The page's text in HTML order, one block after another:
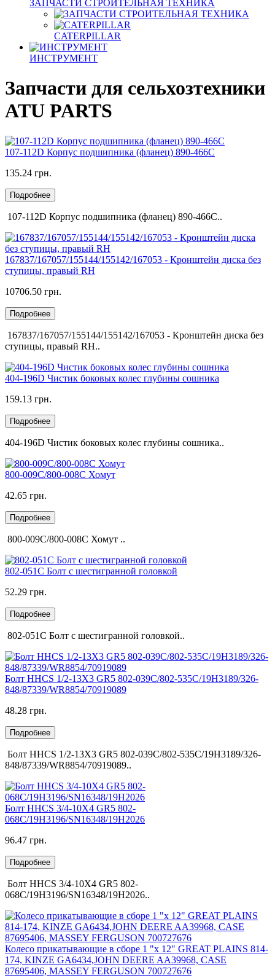
ЗАПЧАСТИ СТРОИТЕЛЬНАЯ ТЕХНИКА
CATERPILLAR
ИНСТРУМЕНТ
Запчасти для сельхозтехники
ATU PARTS
107-112D Корпус подшипника (фланец) 890-466C
135.24 грн.
Подробнее
107-112D Корпус подшипника (фланец) 890-466C..
167837/167057/155144/155142/167053 - Кронштейн диска без
ступицы, правый RH
10706.50 грн.
Подробнее
167837/167057/155144/155142/167053 - Кронштейн диска без
ступицы, правый RH..
404-196D Чистик боковых колес глубины сошника
159.13 грн.
Подробнее
404-196D Чистик боковых колес глубины сошника..
800-009C/800-008С Хомут
42.65 грн.
Подробнее
800-009C/800-008С Хомут ..
802-051C Болт с шестигранной головкой
52.29 грн.
Подробнее
802-051C Болт с шестигранной головкой..
Болт HHCS 1/2-13X3 GR5 802-039C/802-535C/19H3189/326-
848/87339/WR8854/70919089
48.28 грн.
Подробнее
Болт HHCS 1/2-13X3 GR5 802-039C/802-535C/19H3189/326-
848/87339/WR8854/70919089..
Болт HHCS 3/4-10X4 GR5 802-
068C/19H3196/SN16348/19H2026
96.47 грн.
Подробнее
Болт HHCS 3/4-10X4 GR5 802-
068C/19H3196/SN16348/19H2026..
Колесо прикатывающие в сборе 1 "х 12" GREAT PLAINS 814-
174, KINZE GA6434,JOHN DEERE AA39968, CASE
87695406, MASSEY FERGUSON 700727676